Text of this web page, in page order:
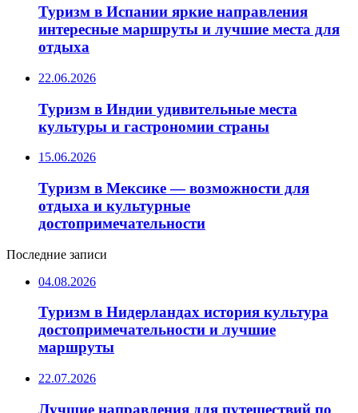
Туризм в Испании яркие направления
интересные маршруты и лучшие места для
отдыха
22.06.2026
Туризм в Индии удивительные места
культуры и гастрономии страны
15.06.2026
Туризм в Мексике — возможности для
отдыха и культурные
достопримечательности
Последние записи
04.08.2026
Туризм в Нидерландах история культура
достопримечательности и лучшие
маршруты
22.07.2026
Лучшие направления для путешествий по